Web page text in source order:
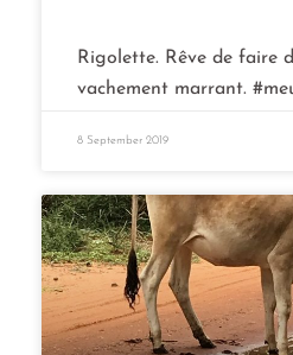
Rigolette. Rêve de faire
vachement marrant.
8 September 2019